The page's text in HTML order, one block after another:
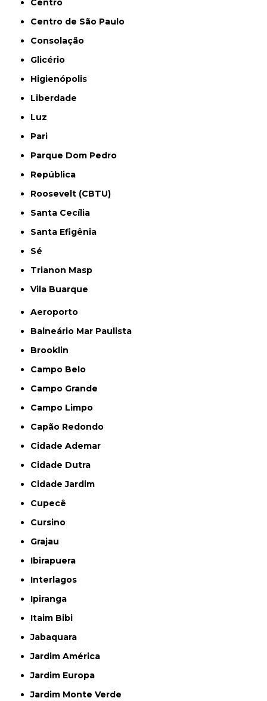
Centro
Centro de São Paulo
Consolação
Glicério
Higienópolis
Liberdade
Luz
Pari
Parque Dom Pedro
República
Roosevelt (CBTU)
Santa Cecília
Santa Efigênia
Sé
Trianon Masp
Vila Buarque
Aeroporto
Balneário Mar Paulista
Brooklin
Campo Belo
Campo Grande
Campo Limpo
Capão Redondo
Cidade Ademar
Cidade Dutra
Cidade Jardim
Cupecê
Cursino
Grajau
Ibirapuera
Interlagos
Ipiranga
Itaim Bibi
Jabaquara
Jardim América
Jardim Europa
Jardim Monte Verde